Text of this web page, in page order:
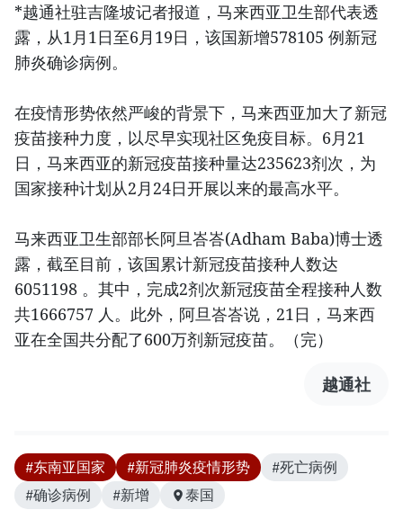
*越通社驻吉隆坡记者报道，马来西亚卫生部代表透
露，从1月1日至6月19日，该国新增578105 例新冠
肺炎确诊病例。
在疫情形势依然严峻的背景下，马来西亚加大了新冠
疫苗接种力度，以尽早实现社区免疫目标。6月21
日，马来西亚的新冠疫苗接种量达235623剂次，为
国家接种计划从2月24日开展以来的最高水平。
马来西亚卫生部部长阿旦峇峇(Adham Baba)博士透
露，截至目前，该国累计新冠疫苗接种人数达
6051198 。其中，完成2剂次新冠疫苗全程接种人数
共1666757 人。此外，阿旦峇峇说，21日，马来西
亚在全国共分配了600万剂新冠疫苗。（完）
越通社
#东南亚国家 #新冠肺炎疫情形势
#死亡病例
#确诊病例
#新增 泰国